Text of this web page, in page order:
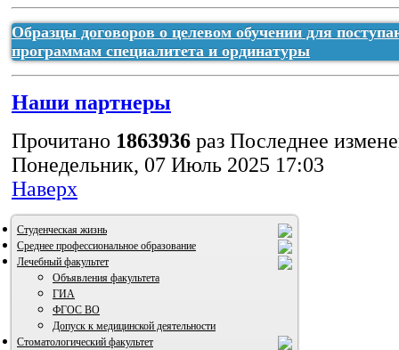
Образцы договоров о целевом обучении для
программам специалитета и ординатуры
Типовая форма договора о целевом обучении
Наши партнеры
Прочитано 1863936 раз Последнее
Понедельник, 07 Июль 2025 17:03
Наверх
Студенческая жизнь
Среднее профессиональное образование
Лечебный факультет
Объявления факультета
ГИА
ФГОС ВО
Допуск к медицинской деятельности
Стоматологический факультет